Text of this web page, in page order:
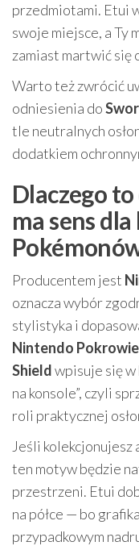
przedmiotami. Etui
swoje miejsce, a Ty
zamiast martwić się
Warto też zwrócić
odniesienia do
tle neutralnych
dodatkiem
Dlaczego
ma sens
Producentem jest
oznacza wybór
stylistyka i
Nintendo
Shieldwpisuje się
na konsole”, czyli
roli praktycznej
Jeśli kolekcjonujesz
ten motyw będzie
przestrzeni. Etui
na półce — bo
przypadkowym